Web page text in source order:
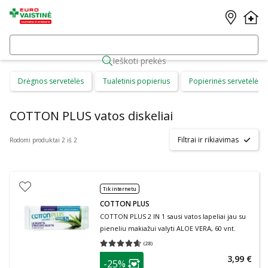
Ieškoti prekės
Drėgnos servetėlės Tualetinis popierius Popierinės servetėlės
COTTON PLUS vatos diskeliai
Rodomi produktai 2 iš 2 Filtrai ir rikiavimas
Tik internetu
COTTON PLUS
COTTON PLUS 2 IN 1 sausi vatos lapeliai jau su
pieneliu makiažui valyti ALOE VERA, 60 vnt.
(28)
Vidutinis įvertinimas 4.61
patarimas
-25% 3,99 €